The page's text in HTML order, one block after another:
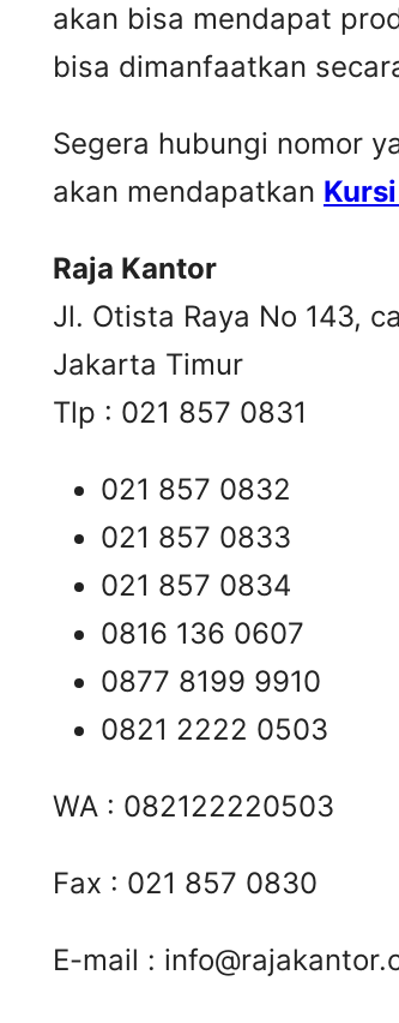
akan bisa mendapat
bisa dimanfaatkan
Segera hubungi nomor
akan mendapatkan
Raja Kantor
Jl. Otista Raya No 143,
Jakarta Timur
Tlp : 021 857 0831
021 857 0832
021 857 0833
021 857 0834
0816 136 0607
0877 8199 9910
0821 2222 0503
WA : 082122220503
Fax : 021 857 0830
E-mail :